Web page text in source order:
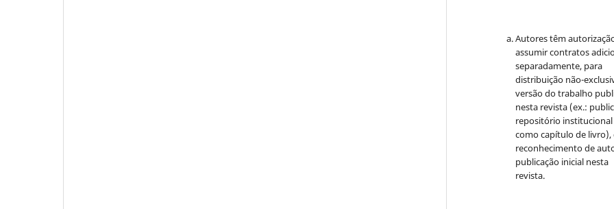
Autores têm
assumir contratos
separadamente, para
distribuição não-
versão do trabalho
nesta revista (ex.:
repositório institucional
como capítulo de livro),
reconhecimento de
publicação inicial nesta
revista.